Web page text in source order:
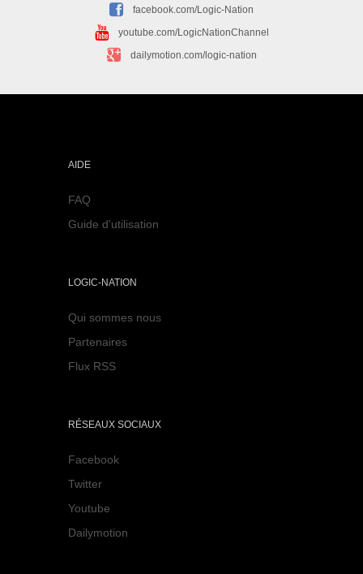
facebook.com/Logic-Nation
youtube.com/LogicNationChannel
dailymotion.com/logic-nation
AIDE
FAQ
Guide d'utilisation
LOGIC-NATION
Qui sommes nous
Partenaires
Flux RSS
RÉSEAUX SOCIAUX
Facebook
Twitter
Youtube
Dailymotion